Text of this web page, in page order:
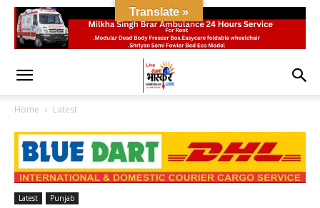
Home Latest
Latest Punjab
Translate »